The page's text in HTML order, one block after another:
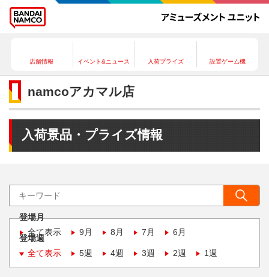
店舗情報 イベント&ニュース 入荷プライズ 設置ゲーム機
namcoアカマル店
入荷景品・プライズ情報
登場月
全て表示
9月 8月 7月 6月
登場週
全て表示
5週 4週 3週 2週 1週